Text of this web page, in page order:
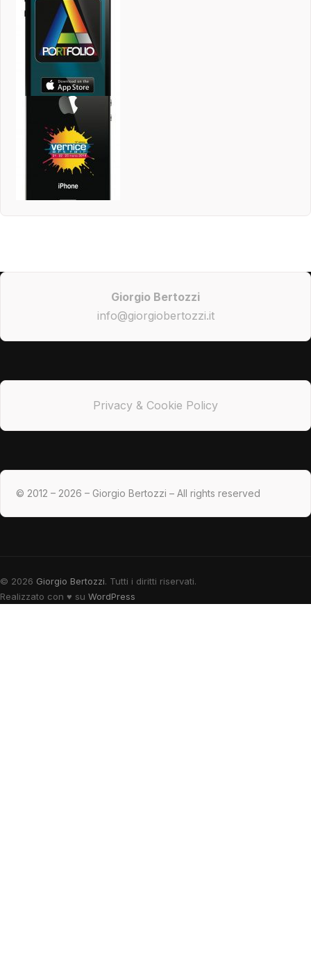
Giorgio Bertozzi
info@giorgiobertozzi.it
Privacy & Cookie Policy
© 2012 – 2026 – Giorgio Bertozzi – All rights reserved
© 2026 Giorgio Bertozzi. Tutti i diritti riservati.
Realizzato con ♥ su WordPress